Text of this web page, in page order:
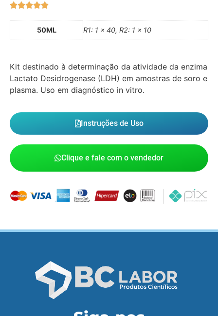
50ML R1: 1 x 40, R2: 1 x 10
Kit destinado à determinação da atividade da enzima
Lactato Desidrogenase (LDH) em amostras de soro e
plasma. Uso em diagnóstico in vitro.
Instruções de Uso
Clique e fale com o vendedor